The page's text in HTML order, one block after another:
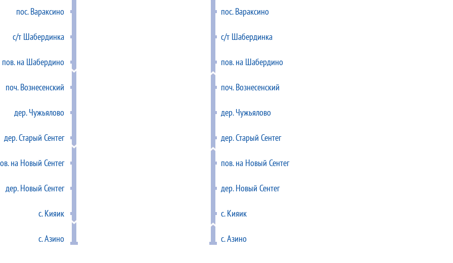
пос. Вараксино
c/т Шабердинка
пов. на Шабердино
поч. Вознесенский
дер. Чужьялово
дер. Старый Сентег
на Новый Сентег
дер. Новый Сентег
с. Кияик
с. Азино
пос. Вараксино
c/т Шабердинка
пов. на Шабердино
поч. Вознесенский
дер. Чужьялово
дер. Старый Сентег
пов. на Новый Сентег
дер. Новый Сентег
с. Кияик
с. Азино